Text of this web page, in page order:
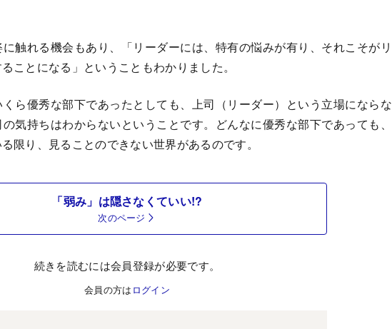
触れる機会もあり、「リーダーには、特有の悩みが有り、それこそがリ
ことになる」ということもわかりました。
ら優秀な部下であったとしても、上司（リーダー）という立場にならな
気持ちはわからないということです。どんなに優秀な部下であっても、
限り、見ることのできない世界があるのです。
「弱み」は隠さなくていい!?
次のページ
続きを読むには会員登録が必要です。
会員の方は ログイン